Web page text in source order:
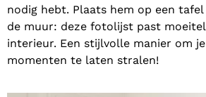
nodig hebt. Plaats hem op een
de muur: deze fotolijst past
interieur. Een stijlvolle manier om
momenten te laten stralen!